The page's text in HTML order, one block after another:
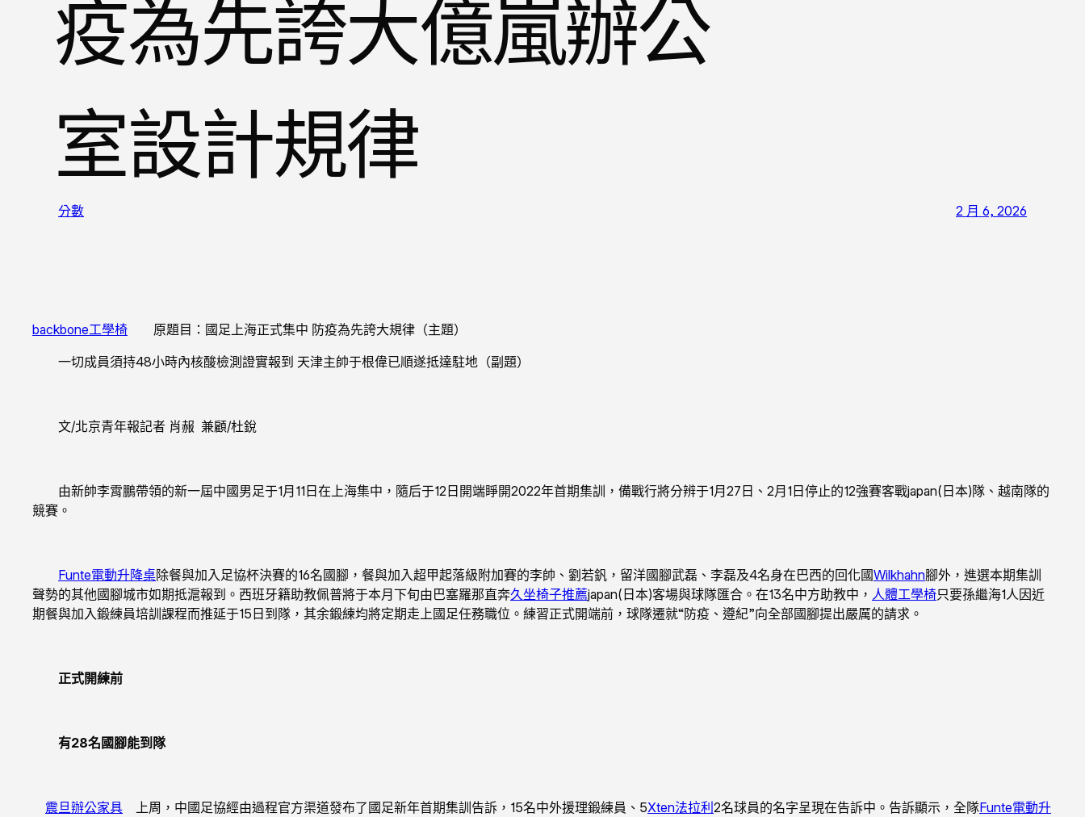
疫為先誇大億嵐辦公
室設計規律
分數 2 月 6, 2026
backbone工學椅 原題目：國足上海正式集中 防疫為先誇大規律（主題）
一切成員須持48小時內核酸檢測證實報到 天津主帥于根偉已順遂抵達駐地（副題）
文/北京青年報記者 肖赧 兼顧/杜銳
由新帥李霄鵬帶領的新一屆中國男足于1月11日在上海集中，隨后于12日開端睜開2022年首期集訓，備戰行將分辨于1月27日、2月1日停止的12強賽客戰japan(日本)隊、越南隊的
競賽。
Funte電動升降桌除餐與加入足協杯決賽的16名國腳，餐與加入超甲起落級附加賽的李帥、劉若釩，留洋國腳武磊、李磊及4名身在巴西的回化國Wilkhahn腳外，進選本期集訓
聲勢的其他國腳城市如期抵滬報到。西班牙籍助教佩普將于本月下旬由巴塞羅那直奔久坐椅子推薦japan(日本)客場與球隊匯合。在13名中方助教中， 人體工學椅只要孫繼海1人因近
期餐與加入鍛練員培訓課程而推延于15日到隊，其余鍛練均將定期走上國足任務職位。練習正式開端前，球隊遷就“防疫、遵紀”向全部國腳提出嚴厲的請求。
正式開練前
有28名國腳能到隊
震旦辦公家具 上周，中國足協經由過程官方渠道發布了國足新年首期集訓告訴，15名中外援理鍛練員、5Xten法拉利2名球員的名字呈現在告訴中。告訴顯示，全隊Funte電動升